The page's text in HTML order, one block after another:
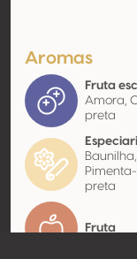
Aromas
Fruta
Amora,
preta
preta
Fruta